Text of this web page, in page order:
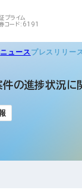
プライム
コード:6191
ニュース プレスリリー
件の進捗状況に